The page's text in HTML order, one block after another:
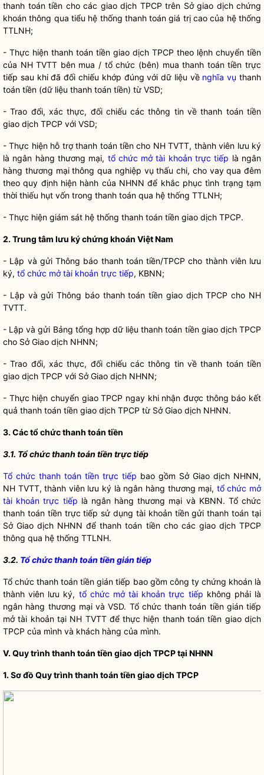
thanh toán tiền cho các giao dịch TPCP trên Sở giao dịch chứng
khoán thông qua tiểu hệ thống thanh toán giá trị cao của hệ thống
TTLNH;
- Thực hiện thanh toán tiền giao dịch TPCP theo lệnh chuyển tiền
của NH TVTT bên mua / tổ chức (bên) mua thanh toán tiền trực
tiếp sau khi đã đối chiếu khớp đúng với dữ liệu về nghĩa vụ thanh
toán tiền (dữ liệu thanh toán tiền) từ VSD;
- Trao đổi, xác thực, đối chiếu các thông tin về thanh toán tiền
giao dịch TPCP với VSD;
- Thực hiện hỗ trợ thanh toán tiền cho NH TVTT, thành viên lưu ký
là ngân hàng thương mại, tổ chức mở tài khoản trực tiếp là ngân
hàng thương mại thông qua nghiệp vụ thấu chi, cho vay qua đêm
theo quy định hiện hành của NHNN để khắc phục tình trạng tạm
thời thiếu hụt vốn trong thanh toán qua hệ thống TTLNH;
- Thực hiện giám sát hệ thống thanh toán tiền giao dịch TPCP.
2. Trung tâm lưu ký chứng khoán Việt Nam
- Lập và gửi Thông báo thanh toán tiền/TPCP cho thành viên lưu
ký, tổ chức mở tài khoản trực tiếp, KBNN;
- Lập và gửi Thông báo thanh toán tiền giao dịch TPCP cho NH
TVTT.
- Lập và gửi Bảng tổng hợp dữ liệu thanh toán tiền giao dịch TPCP
cho Sở Giao dịch NHNN;
- Trao đổi, xác thực, đối chiếu các thông tin về thanh toán tiền
giao dịch TPCP với Sở Giao dịch NHNN;
- Thực hiện chuyển giao TPCP ngay khi nhận được thông báo kết
quả thanh toán tiền giao dịch TPCP từ Sở Giao dịch NHNN.
3. Các tổ chức thanh toán tiền
3.1. Tổchức thanh toán tiền trực tiếp
Tổ chức thanh toán tiền trực tiếp bao gồm Sở Giao dịch NHNN,
NH TVTT, thành viên lưu ký là ngân hàng thương mại, tổ chức mở
tài khoản trực tiếp là ngân hàng thương mại và KBNN. Tổ chức
thanh toán tiền trực tiếp sử dụng tài khoản tiền gửi thanh toán tại
Sở Giao dịch NHNN để thanh toán tiền cho các giao dịch TPCP
thông qua hệ thống TTLNH.
3.2. Tổ chức thanh toán tiền gián tiếp
Tổ chức thanh toán tiền gián tiếp bao gồm công ty chứng khoán là
thành viên lưu ký, tổ chức mở tài khoản trực tiếp không phải là
ngân hàng thương mại và VSD. Tổ chức thanh toán tiền gián tiếp
mở tài khoản tại NH TVTT để thực hiện thanh toán tiền giao dịch
TPCP của mình và khách hàng của mình.
V. Quy trình thanh toán tiền giao dịch TPCP tại NHNN
1. Sơ đồ Quy trình thanh toán tiền giao dịch TPCP